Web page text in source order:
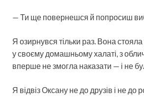
— Ти ще повернешся й попросиш
Я озирнувся тільки раз. Вона
у своєму домашньому халаті, з
вперше не змогла наказати — і не
Я відвіз Оксану не до друзів і не до